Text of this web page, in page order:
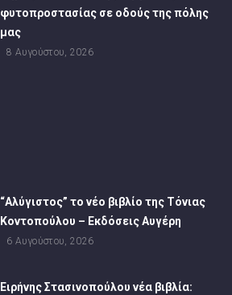
φυτοπροστασίας σε οδούς της πόλης
μας
8 Αυγούστου, 2026
“Αλύγιστος” το νέο βιβλίο της Τόνιας
Κοντοπούλου – Εκδόσεις Αυγέρη
6 Αυγούστου, 2026
Ειρήνης Στασινοπούλου νέα βιβλία: